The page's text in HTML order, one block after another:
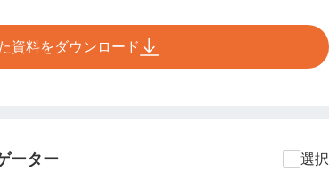
資料をダウンロード
ーター 選択